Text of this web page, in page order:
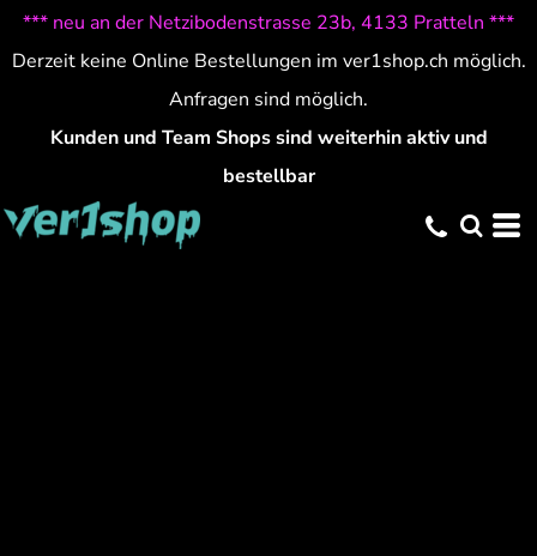
*** neu an der Netzibodenstrasse 23b, 4133 Pratteln ***
Derzeit keine Online Bestellungen im ver1shop.ch möglich.
Anfragen sind möglich.
Kunden und Team Shops sind weiterhin aktiv und
bestellbar